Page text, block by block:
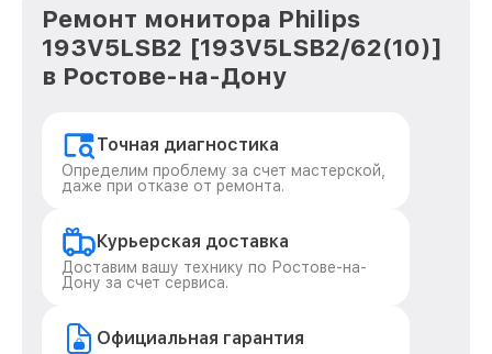
Ремонт монитора Philips
193V5LSB2 [193V5LSB2/62(10)]
в Ростове-на-Дону
Точная диагностика
Определим проблему за счет мастерской,
даже при отказе от ремонта.
Курьерская доставка
Доставим вашу технику по Ростове-на-
Дону за счет сервиса.
Официальная гарантия